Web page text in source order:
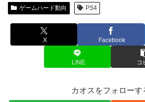
ゲームハード動向 PS4
X Facebook
LINE コ
カオスをフォローす